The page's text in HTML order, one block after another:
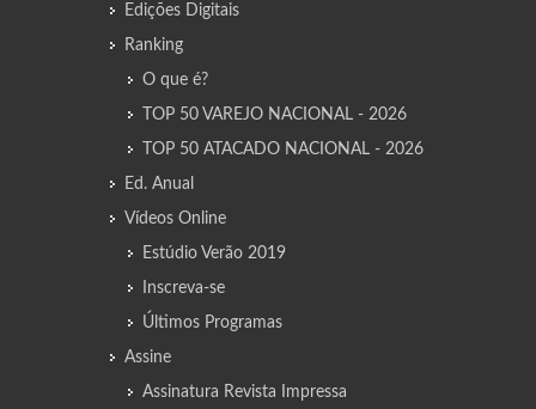
Edições Digitais
Ranking
O que é?
TOP 50 VAREJO NACIONAL - 2026
TOP 50 ATACADO NACIONAL - 2026
Ed. Anual
Vídeos Online
Estúdio Verão 2019
Inscreva-se
Últimos Programas
Assine
Assinatura Revista Impressa